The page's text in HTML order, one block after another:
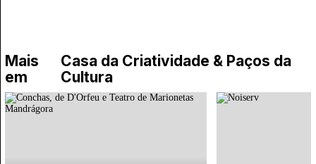
desafiadores.
Uma programação cultural contínua e diversificada
espera por si ao longo de todo o ano. Porque esta é,
Mais
em
Casa da Criatividade & Paços da
Cultura